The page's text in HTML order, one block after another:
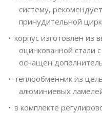
систему,
принудительной
корпус изготовлен из
оцинкованной стали
оснащен
теплообменник из
алюминиевых
в комплекте